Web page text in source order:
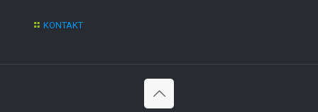
KONTAKT